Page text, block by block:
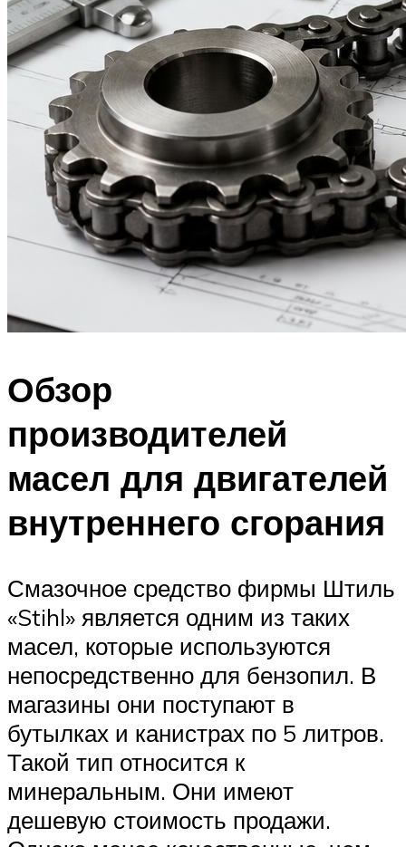
Обзор
производителей
масел для двигателей
внутреннего сгорания
Смазочное средство фирмы Штиль
«Stihl» является одним из таких
масел, которые используются
непосредственно для бензопил. В
магазины они поступают в
бутылках и канистрах по 5 литров.
Такой тип относится к
минеральным. Они имеют
дешевую стоимость продажи.